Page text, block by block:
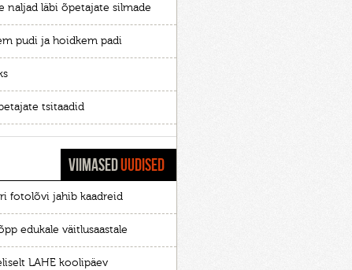
naljad läbi õpetajate silmade
pudi ja hoidkem padi
tsitaadid
VIIMASEDUUDISED
fotolõvi jahib kaadreid
edukale väitlusaastale
LAHE koolipäev